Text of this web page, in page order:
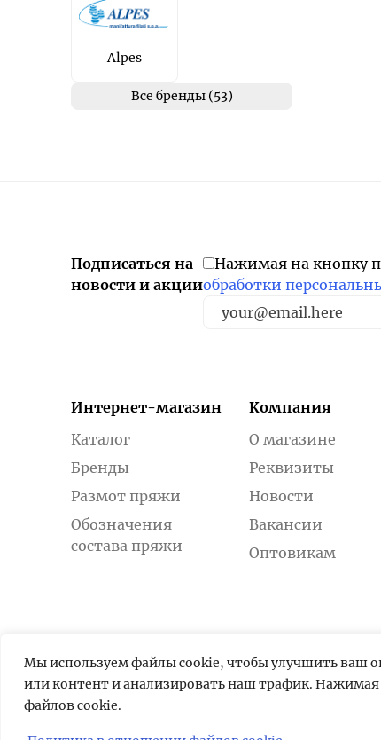
Мы используем файлы cookie, чтобы улучшить ваш
или контент и анализировать наш трафик.
файлов cookie.
Alpes
Все бренды (53)
Подписаться на
новости и акции
Нажимая на кнопку
обработки
Интернет-магазин
Каталог
Бренды
Размот пряжи
Обозначения
состава пряжи
Компания
О магазине
Реквизиты
Новости
Вакансии
Оптовикам